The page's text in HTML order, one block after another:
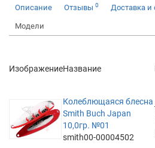
Описание Отзывы 0 Доставка и
Модели
ИзображениеНазвание
Колеблющаяся блесна
Smith Buch Japan
10,0гр. №01
smith00-00004502